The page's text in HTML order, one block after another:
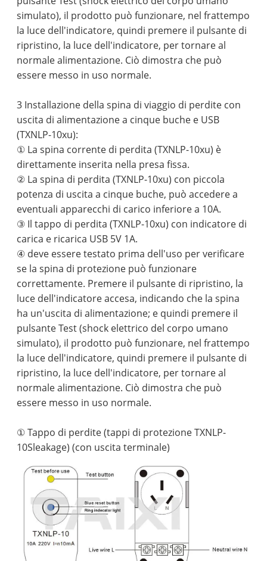
simulato), il prodotto può funzionare, nel frattempo
la luce dell'indicatore, quindi premere il pulsante di
ripristino, la luce dell'indicatore, per tornare al
normale alimentazione. Ciò dimostra che può
essere messo in uso normale.
3 Installazione della spina di viaggio di perdite con
uscita di alimentazione a cinque buche e USB
(TXNLP-10xu):
① La spina corrente di perdita (TXNLP-10xu) è
direttamente inserita nella presa fissa.
② La spina di perdita (TXNLP-10xu) con piccola
potenza di uscita a cinque buche, può accedere a
eventuali apparecchi di carico inferiore a 10A.
③ Il tappo di perdita (TXNLP-10xu) con indicatore di
carica e ricarica USB 5V 1A.
④ deve essere testato prima dell'uso per verificare
se la spina di protezione può funzionare
correttamente. Premere il pulsante di ripristino, la
luce dell'indicatore accesa, indicando che la spina
ha un'uscita di alimentazione; e quindi premere il
pulsante Test (shock elettrico del corpo umano
simulato), il prodotto può funzionare, nel frattempo
la luce dell'indicatore, quindi premere il pulsante di
ripristino, la luce dell'indicatore, per tornare al
normale alimentazione. Ciò dimostra che può
essere messo in uso normale.
① Tappo di perdite (tappi di protezione TXNLP-
10Sleakage) (con uscita terminale)